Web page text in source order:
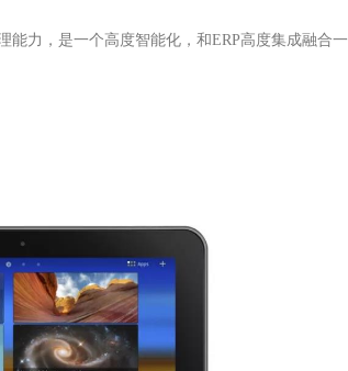
力，是一个高度智能化，和ERP高度集成融合